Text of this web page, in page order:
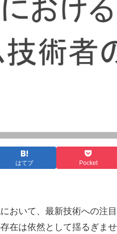
はてブ Pocket
おいて、最新技術への注
在は依然として揺るぎま